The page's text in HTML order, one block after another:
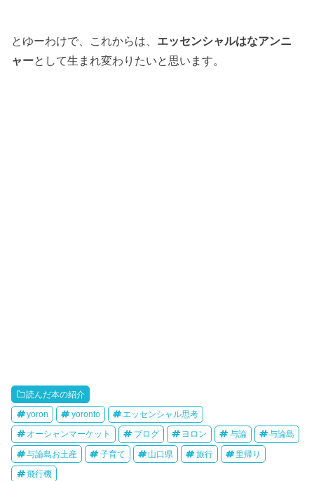
とゆーわけで、これからは、 エッセンシャルはなアンニ
ャーとして生まれ変わりたいと思います。
読んだ本の紹介
yoron yoronto エッセンシャル思考
オーシャンマーケット ブログ ヨロン 与論 与論島
与論島お土産 子育て 山口県 旅行 里帰り
飛行機